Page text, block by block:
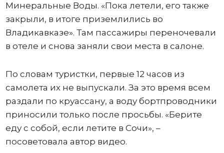
Минеральные Воды. «Пока летели, его также
закрыли, в итоге приземлились во
Владикавказе». Там пассажиры переночевали
в отеле и снова заняли свои места в салоне.
По словам туристки, первые 12 часов из
самолета их не выпускали. За это время всем
раздали по круассану, а воду бортпроводники
приносили только после просьбы. «Берите
еду с собой, если летите в Сочи», –
посоветовала автор видео.